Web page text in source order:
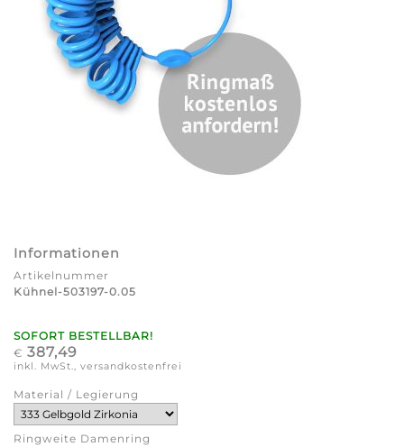
Informationen
Artikelnummer
Kühnel-503197-0.05
SOFORT BESTELLBAR!
€ 387,49
inkl. MwSt., versandkostenfrei
Material / Legierung
Ringweite Damenring